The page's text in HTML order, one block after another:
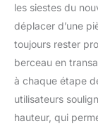
les siestes du
déplacer d’une
toujours rester
berceau en
à chaque étape
utilisateurs
hauteur, qui